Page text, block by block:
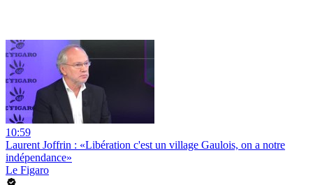
10:59
Laurent Joffrin : «Libération c'est un village Gaulois, on a notre
indépendance»
Le Figaro